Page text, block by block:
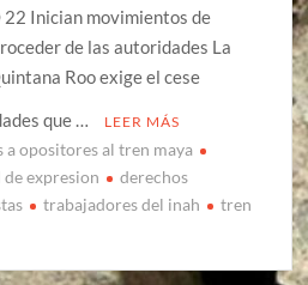
Inician movimientos de
de las autoridades La
Roo exige el cese
que …
LEER MÁS
a opositores al tren maya
expresion
derechos
trabajadores del inah
tren